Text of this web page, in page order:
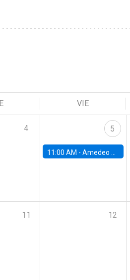
VIE
4 5
11:00 AM - Amedeo Piolatto, Universidad Autónoma de Barcelona (UAB)
11 12